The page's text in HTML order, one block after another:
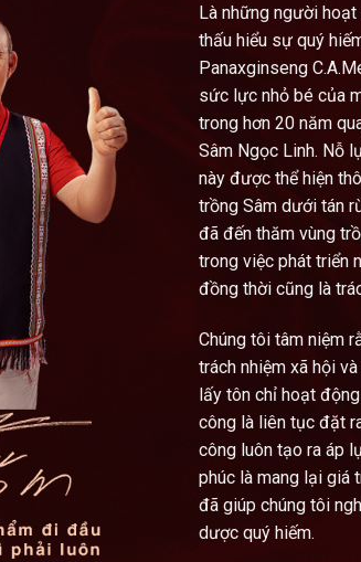
Là những người
thấu hiểu sự quý
Panaxginseng
sức lực nhỏ bé của
trong hơn 20 năm
Sâm Ngọc Linh. Nỗ
này được thể hiện
trồng Sâm dưới tán
đã đến thăm vùng
trong việc phát triển
đồng thời cũng là
Chúng tôi tâm niệm
trách nhiệm xã hội
lấy tôn chỉ hoạt
công là liên tục đặt
công luôn tạo ra áp
phúc là mang lại giá
đã giúp chúng tôi
dược quý hiếm.